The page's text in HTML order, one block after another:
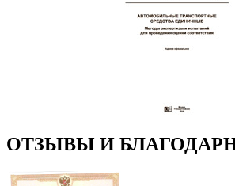
ОТЗЫВЫ И